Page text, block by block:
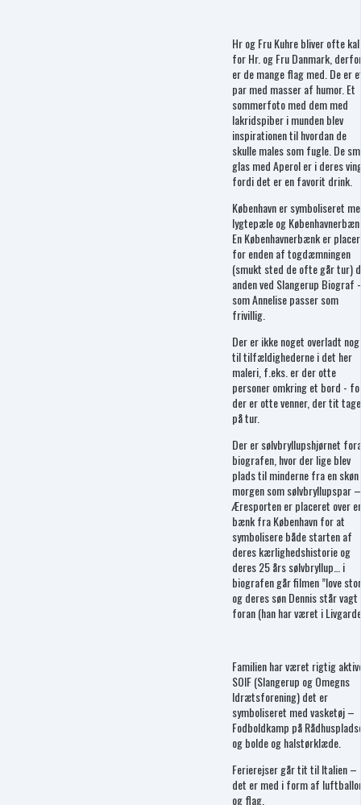
Hr og Fru Kuhre bliver ofte
for Hr. og Fru Danmark,
er de mange flag med. De er
par med masser af humor. Et
sommerfoto med dem med
lakridspiber i munden blev
inspirationen til hvordan de
skulle males som fugle. De
glas med Aperol er i deres
fordi det er en favorit drink.
København er symboliseret
lygtepæle og
En Københavnerbænk er
for enden af togdæmningen
(smukt sted de ofte går tur)
anden ved Slangerup Biograf
som Annelise passer som
frivillig.
Der er ikke noget overladt
til tilfældighederne i det her
maleri, f.eks. er der otte
personer omkring et bord -
der er otte venner, der tit
på tur.
Der er sølvbryllupshjørnet
biografen, hvor der lige blev
plads til minderne fra en skøn
morgen som sølvbryllupspar –
Æresporten er placeret over
bænk fra København for at
symbolisere både starten af
deres kærlighedshistorie og
deres 25 års sølvbryllup… i
biografen går filmen ”love
og deres søn Dennis står vagt
foran (han har været i
Familien har været rigtig
SOIF (Slangerup og Omegns
Idrætsforening) det er
symboliseret med vasketøj –
Fodboldkamp på
og bolde og halstørklæde.
Ferierejser går tit til Italien –
det er med i form af
og flag.